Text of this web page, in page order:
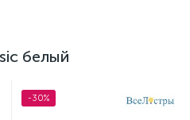
белый
-30%